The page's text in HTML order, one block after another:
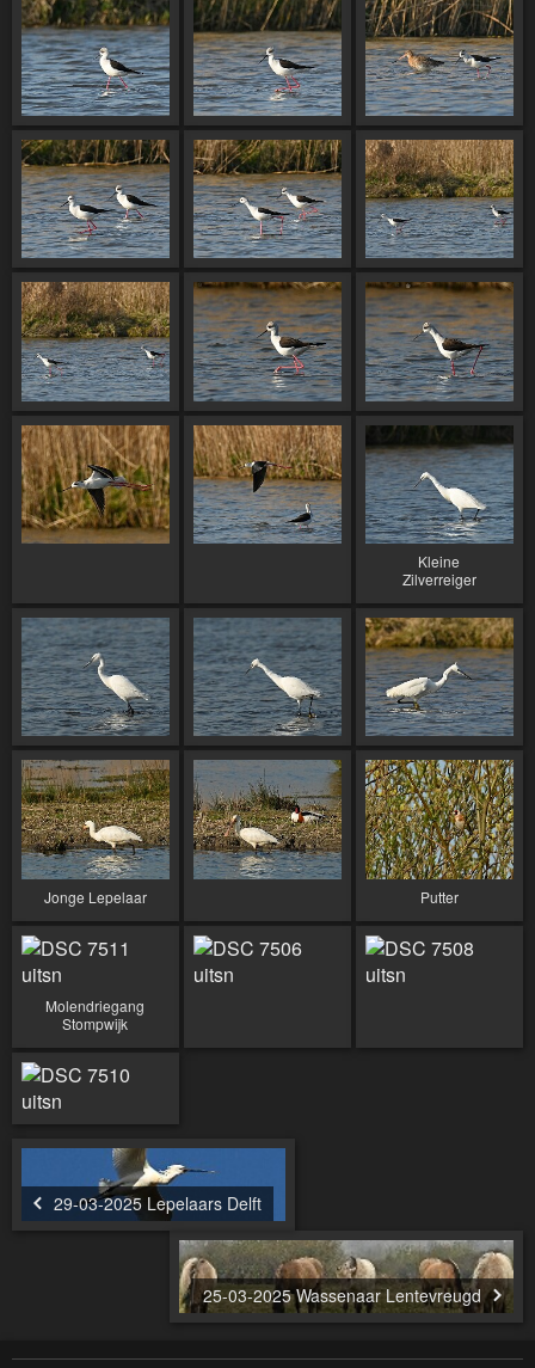
Kleine
Zilverreiger
Jonge Lepelaar Putter
Molendriegang
Stompwijk
29-03-2025 Lepelaars Delft
25-03-2025 Wassenaar Lentevreugd